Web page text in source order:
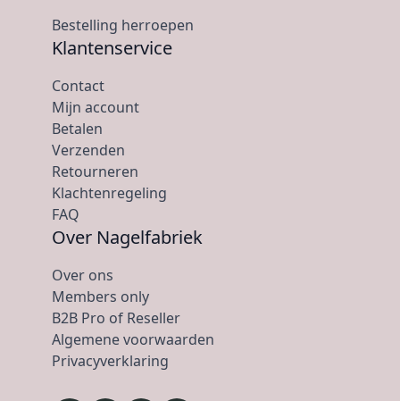
Bestelling herroepen
Klantenservice
Contact
Mijn account
Betalen
Verzenden
Retourneren
Klachtenregeling
FAQ
Over Nagelfabriek
Over ons
Members only
B2B Pro of Reseller
Algemene voorwaarden
Privacyverklaring